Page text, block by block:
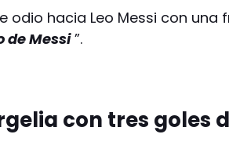
odio hacia Leo Messi con una
de Messi”.
con tres goles